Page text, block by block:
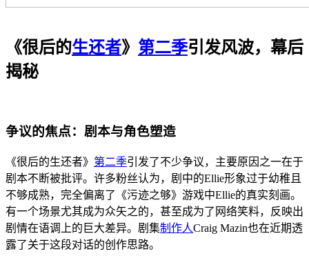
《很后的生还者》 第二季引发风波，幕后
揭秘
争议的焦点：剧本与角色塑造
《很后的生还者》 第二季引发了不少争议，主要原因之一在于
剧本不断被批评。许多粉丝认为，剧中的Ellie形象过于幼稚且
不够成熟，完全偏离了《污迹之够》游戏中Ellie的真实刻画。
有一个场景尤其成为众矢之的，甚至成为了网络笑料，反映出
剧情在语调上的巨大差异。剧集制作人Craig Mazin也在近期透
露了关于这段对话的创作思路。